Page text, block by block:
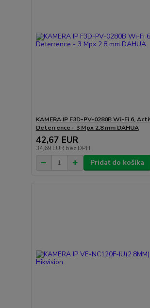
KAMERA IP F3D-PV-0280B Wi-Fi 6,
Deterrence - 3 Mpx 2.8 mm DAHUA
42,67 EUR
34,69 EUR bez DPH
Pridať do košíka